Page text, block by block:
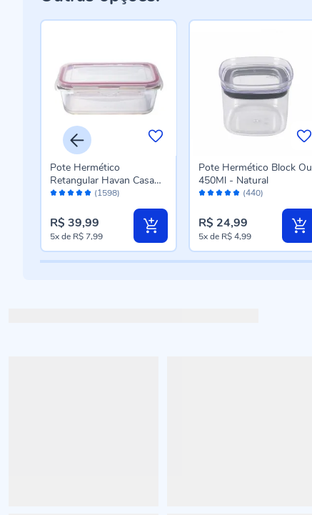
Avaliação: (1598)
Pote Hermético
Retangular Havan Casa
840Ml - Vidro
R$ 39,99
5xde R$ 7,99
Avaliação: (440)
Pote Hermético Block Ou
450Ml - Natural
R$ 24,99
5xde R$ 4,99